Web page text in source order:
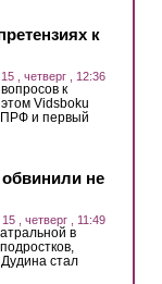
к
, четверг , 12:36
к
Vidsboku
и первый
обвинили не
, четверг , 11:49
в
стал